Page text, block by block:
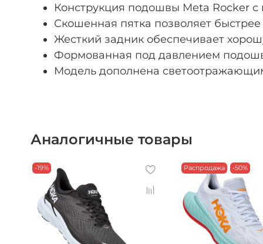
Конструкция подошвы Meta Rocker
Скошенная пятка позволяет
Жесткий задник обеспечивает
Формованная под давлением
Модель дополнена
Аналогичные товары
-19% Распродажа -50%